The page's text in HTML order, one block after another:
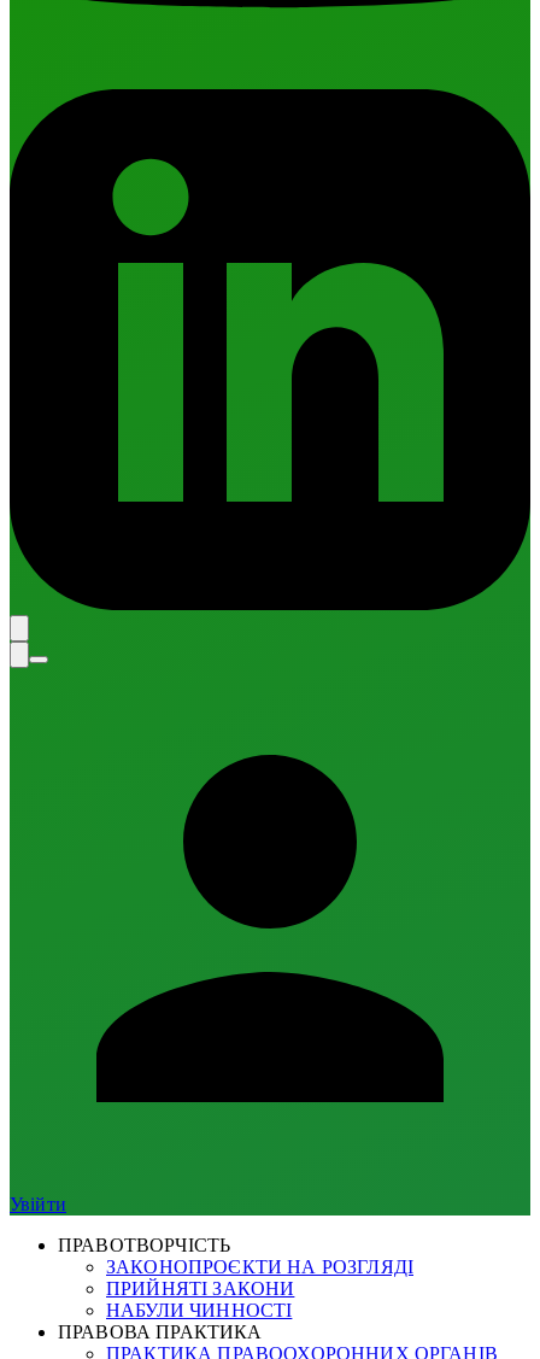
Увійти
ПРАВОТВОРЧІСТЬ
ЗАКОНОПРОЄКТИ НА РОЗГЛЯДІ
ПРИЙНЯТІ ЗАКОНИ
НАБУЛИ ЧИННОСТІ
ПРАВОВА ПРАКТИКА
ПРАКТИКА ПРАВООХОРОННИХ ОРГАНІВ